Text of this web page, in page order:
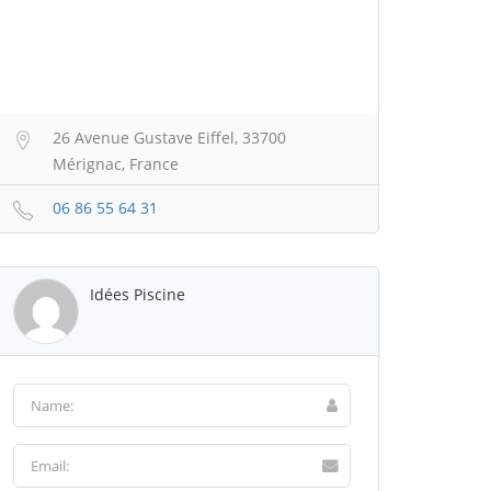
26 Avenue Gustave Eiffel, 33700
Mérignac, France
06 86 55 64 31
Idées Piscine